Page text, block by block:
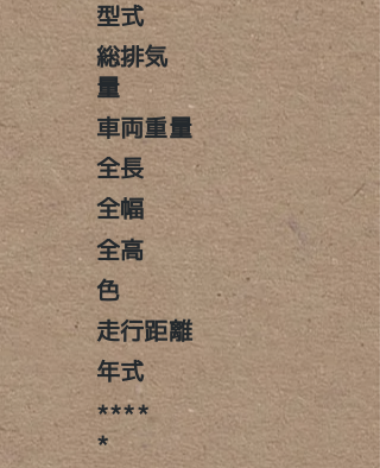
​型式
​総排気
量
車両重量
全長
全幅
全高
色
走行距離
年式
****
*